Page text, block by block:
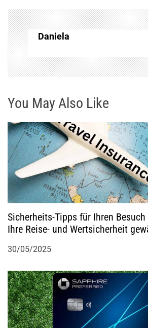
r
a
g
s
n
a
v
i
g
i
o
Daniela
You May Also Like
Sicherheits-Tipps für Ihren
Ihre Reise- und Wertsicherheit
30/05/2025